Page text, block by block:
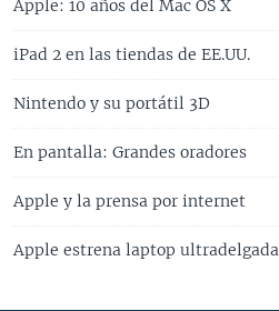
Apple: 10 años del Mac OS X
iPad 2 en las tiendas de EE.UU.
Nintendo y su portátil 3D
En pantalla: Grandes oradores
Apple y la prensa por internet
Apple estrena laptop ultradelgada